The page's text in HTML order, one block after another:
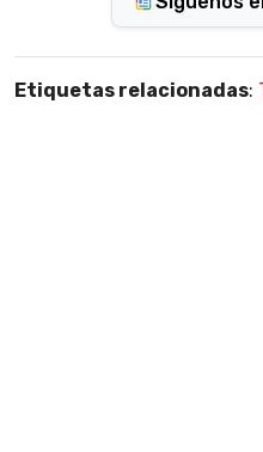
Etiquetas relacionadas: